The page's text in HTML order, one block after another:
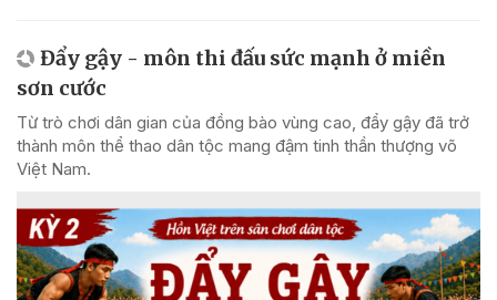
Đẩy gậy - môn thi đấu sức mạnh ở miền
sơn cước
Từ trò chơi dân gian của đồng bào vùng cao, đẩy gậy đã trở
thành môn thể thao dân tộc mang đậm tinh thần thượng võ
Việt Nam.